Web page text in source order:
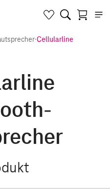
·Cellularline